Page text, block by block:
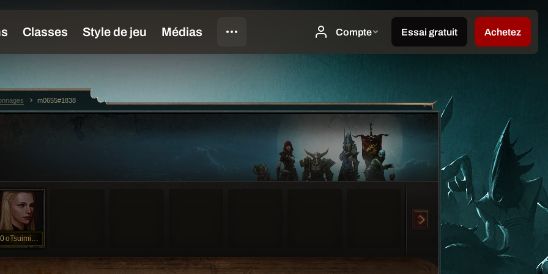
oTsuimiUsagi
m0655#1838